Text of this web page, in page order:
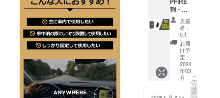
クレー
ドル 1
個 ・
キャン
プ警報
器
Cam.G
Field
1台※カ
ラーは
オリー
ブとな
割・
10%オ
フ】50
名様限
定・
キャン
プ警報
Cam.G
Field 1
台＋専
用ク
支援
者：
0人
お届
け予
定：
2024
年03
月
こ
の
リ
タ
ー